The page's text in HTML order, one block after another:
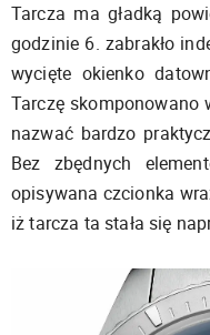
Tarcza ma gładką
godzinie 6. zabrakło
wycięte okienko
Tarczę skomponowano
nazwać bardzo
Bez zbędnych
opisywana czcionka
iż tarcza ta stała się